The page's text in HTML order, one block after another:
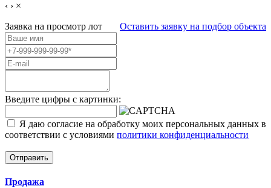
‹ › ×
Оставить заявку на подбор объекта
Заявка на просмотр лот
Введите цифры с картинки:
Я даю согласие на обработку моих персональных данных в
соответствии с условиями политики конфиденциальности
Отправить
Продажа